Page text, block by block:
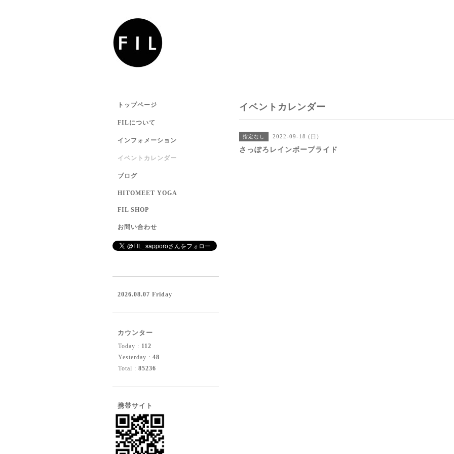
イベントカレンダー
指定なし 2022-09-18 (日)
さっぽろレインボープライド
トップページ
FILについて
インフォメーション
イベントカレンダー
ブログ
HITOMEET YOGA
FIL SHOP
お問い合わせ
2026.08.07 Friday
カウンター
Today : 112
Yesterday : 48
Total : 85236
携帯サイト